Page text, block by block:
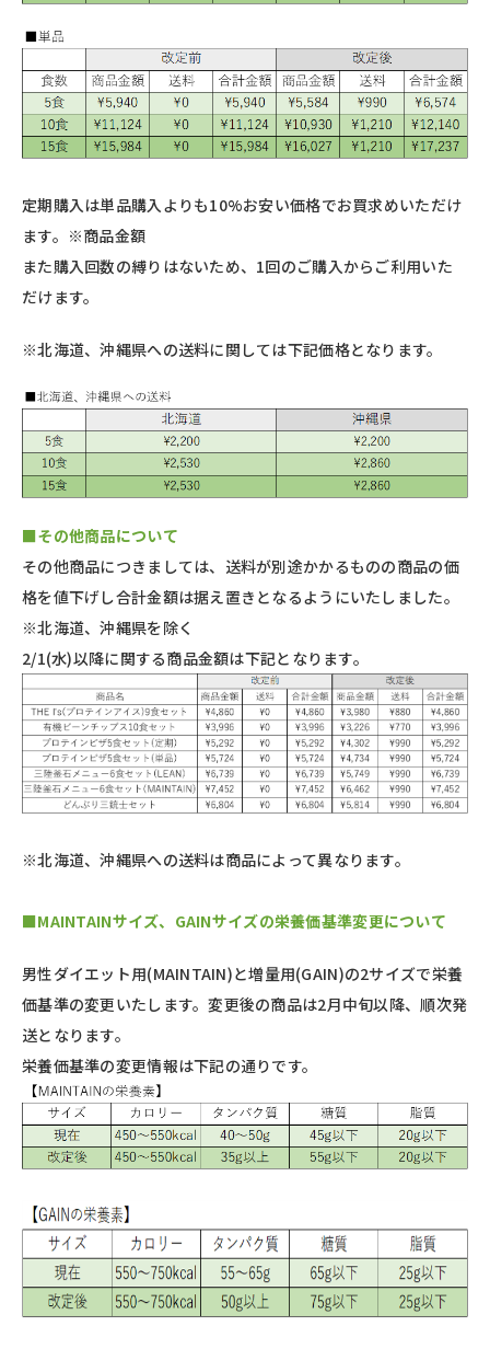
定期購入は単品購入よりも10%お安い価格でお買求めいただけ
ます。※商品金額
また購入回数の縛りはないため、1回のご購入からご利用いた
だけます。
※北海道、沖縄県への送料に関しては下記価格となります。
■その他商品について
その他商品につきましては、送料が別途かかるものの商品の価
格を値下げし合計金額は据え置きとなるようにいたしました。
※北海道、沖縄県を除く
2/1(水)以降に関する商品金額は下記となります。
※北海道、沖縄県への送料は商品によって異なります。
■MAINTAINサイズ、GAINサイズの栄養価基準変更について
男性ダイエット用(MAINTAIN)と増量用(GAIN)の2サイズで栄養
価基準の変更いたします。変更後の商品は2月中旬以降、順次発
送となります。
栄養価基準の変更情報は下記の通りです。